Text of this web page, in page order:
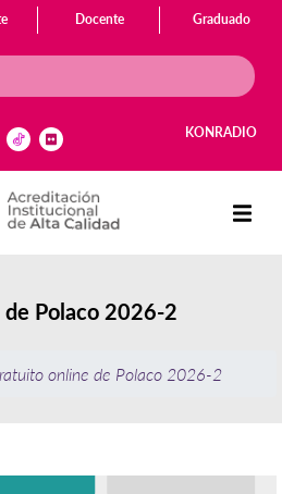
Docente Graduado
KONRADIO
Polaco 2026-2
online de Polaco 2026-2